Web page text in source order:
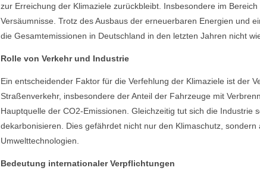
zur Erreichung der Klimaziele zurückbleibt. Insbesondere im
Versäumnisse. Trotz des Ausbaus der erneuerbaren Energien und
die Gesamtemissionen in Deutschland in den letzten Jahren nicht
Rolle von Verkehr und Industrie
Ein entscheidender Faktor für die Verfehlung der Klimaziele ist der
Straßenverkehr, insbesondere der Anteil der Fahrzeuge mit
Hauptquelle der CO2-Emissionen. Gleichzeitig tut sich die Industrie
dekarbonisieren. Dies gefährdet nicht nur den Klimaschutz,
Umwelttechnologien.
Bedeutung internationaler Verpflichtungen